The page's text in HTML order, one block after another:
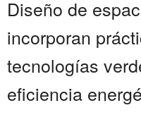
Diseño de
incorporan
tecnologías
eficiencia